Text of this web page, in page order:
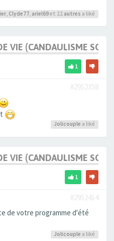
, Clyde77, ariel69et 22 autres a liké
VIE (CANDAULISME
1
#2952358
Jolicouple a liké
VIE (CANDAULISME
1
#2952414
de votre programme d'été
Jolicouple a liké